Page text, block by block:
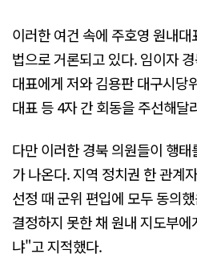
이러한 여건 속에 주호영 원내
법으로 거론되고 있다. 임이자
대표에게 저와 김용판 대구시당
대표 등 4자 간 회동을 주선해
다만 이러한 경북 의원들이 행
가 나온다. 지역 정치권 한 관계
선정 때 군위 편입에 모두 동의
결정하지 못한 채 원내 지도부
냐"고 지적했다.